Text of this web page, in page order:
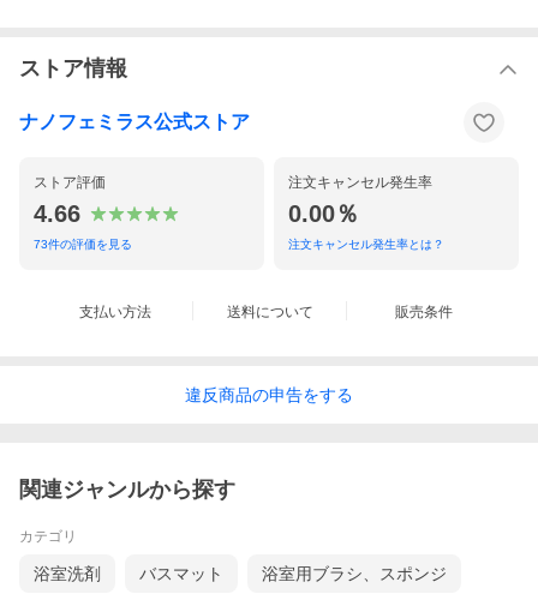
ストア情報
ナノフェミラス公式ストア
ストア評価
4.66
73件の評価を見る
注文キャンセル発生率
0.00％
注文キャンセル発生率とは？
支払い方法 送料について 販売条件
違反商品の申告をする
関連ジャンルから探す
カテゴリ
浴室洗剤 バスマット 浴室用ブラシ、スポンジ